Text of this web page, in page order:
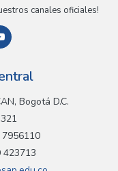
canales oficiales!
Bogotá D.C.
423713